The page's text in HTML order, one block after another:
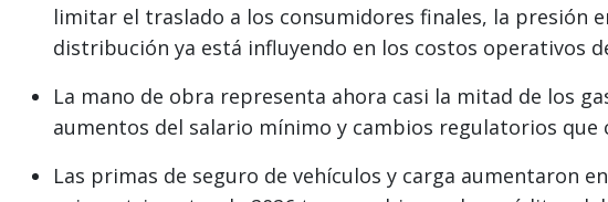
limitar el traslado a los consumidores finales, la presión
distribución ya está influyendo en los costos operativos
La mano de obra representa ahora casi la mitad de los
aumentos del salario mínimo y cambios regulatorios que
Las primas de seguro de vehículos y carga aumentaron